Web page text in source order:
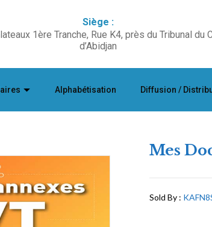
Siège :
1ère Tranche, Rue K4, près du Tribunal du
d’Abidjan
Alphabétisation Diffusion /
Mes
Sold By :